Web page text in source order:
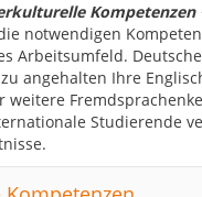
Kompetenzen
notwendigen
Arbeitsumfeld.
angehalten Ihre
weitere
Studierende